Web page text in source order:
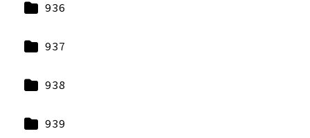
936
937
938
939